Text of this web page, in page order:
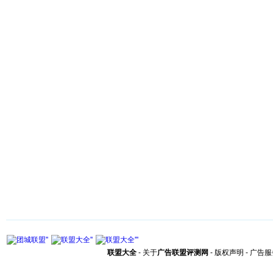
联盟大全 - 关于广告联盟评测网 - 版权声明 - 广告